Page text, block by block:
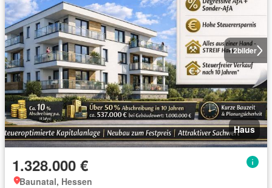
12bilder
Haus
1.328.000 €
Baunatal, Hessen